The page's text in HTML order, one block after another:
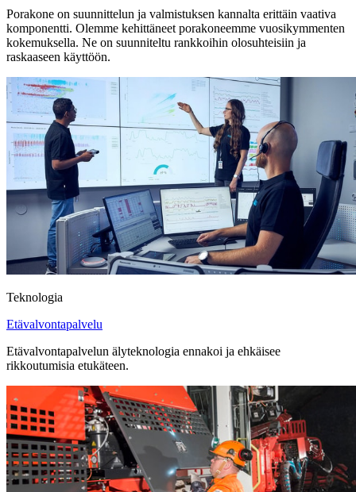
Porakone on suunnittelun ja valmistuksen kannalta erittäin vaativa
komponentti. Olemme kehittäneet porakoneemme vuosikymmenten
kokemuksella. Ne on suunniteltu rankkoihin olosuhteisiin ja
raskaaseen käyttöön.
Teknologia
Etävalvontapalvelu
Etävalvontapalvelun älyteknologia ennakoi ja ehkäisee
rikkoutumisia etukäteen.